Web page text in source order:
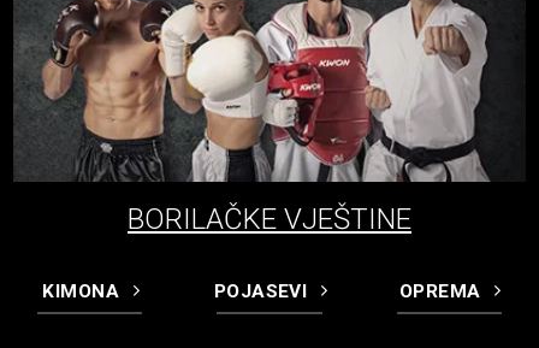
BORILAČKE VJEŠTINE
KIMONA POJASEVI OPREMA